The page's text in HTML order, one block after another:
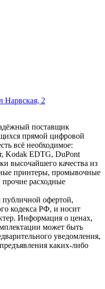
Нарвская, 2
поставщик
прямой цифровой
всё необходимое:
Kodak EDTG, DuPont
высочайшего качества из
принтеры, промывочные
прочие расходные
публичной офертой,
кодекса РФ, и носит
Информация о ценах,
может быть
уведомления,
каких-либо